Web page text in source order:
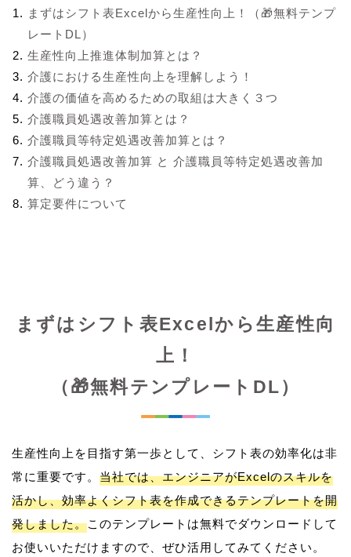
まずはシフト表Excelから生産性向上！（🎁無料テンプ
レートDL）
生産性向上推進体制加算とは？
介護における生産性向上を理解しよう！
介護の価値を高めるための取組は大きく３つ
介護職員処遇改善加算とは？
介護職員等特定処遇改善加算とは？
介護職員処遇改善加算 と 介護職員等特定処遇改善加
算、どう違う？
算定要件について
まずはシフト表Excelから生産性向
上！
（🎁無料テンプレートDL）
生産性向上を目指す第一歩として、シフト表の効率化は非
常に重要です。 当社では、エンジニアがExcelのスキルを
活かし、効率よくシフト表を作成できるテンプレートを開
発しました。このテンプレートは無料でダウンロードして
お使いいただけますので、ぜひ活用してみてください。